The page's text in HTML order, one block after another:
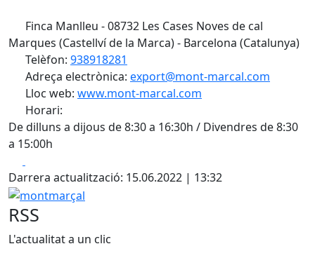
Finca Manlleu - 08732 Les Cases Noves de cal
Marques (Castellví de la Marca) - Barcelona (Catalunya)
Telèfon: 938918281
Adreça electrònica: export@mont-marcal.com
Lloc web: www.mont-marcal.com
Horari:
De dilluns a dijous de 8:30 a 16:30h / Divendres de 8:30
a 15:00h
Darrera actualització: 15.06.2022 | 13:32
montmarçal
RSS
L'actualitat a un clic